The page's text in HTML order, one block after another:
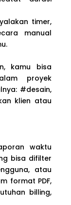
timer,
manual
kamu bisa
proyek
#desain,
klien atau
waktu
bisa difilter
atau
format PDF,
billing,